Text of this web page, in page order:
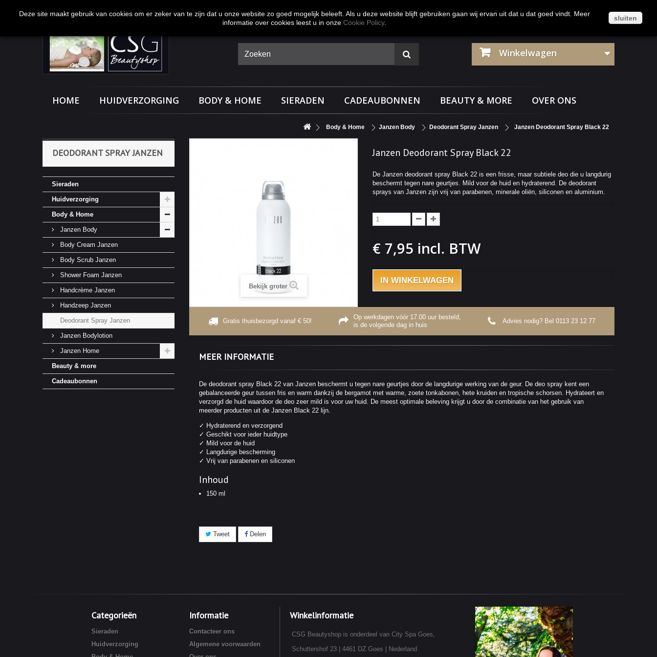
Winkelwagen
HOME HUIDVERZORGING BODY & HOME SIERADEN CADEAUBONNEN BEAUTY & MORE OVER ONS
Body & Home Janzen Body Deodorant Spray Janzen Janzen Deodorant Spray Black 22
DEODORANT SPRAY JANZEN
Sieraden
Huidverzorging
Body & Home
Janzen Body
Body Cream Janzen
Body Scrub Janzen
Shower Foam Janzen
Handcrème Janzen
Handzeep Janzen
Deodorant Spray Janzen
Janzen Bodylotion
Janzen Home
Beauty & more
Cadeaubonnen
Bekijk groter
Janzen Deodorant Spray Black 22
De Janzen deodorant spray Black 22 is een frisse, maar subtiele deo die u langdurig
beschermt tegen nare geurtjes. Mild voor de huid en hydraterend. De deodorant
sprays van Janzen zijn vrij van parabenen, minerale oliën, siliconen en aluminium.
€ 7,95 incl. BTW
IN WINKELWAGEN
Gratis thuisbezorgd vanaf € 50!
Op werkdagen vóór 17.00 uur besteld,
is de volgende dag in huis
Advies nodig? Bel 0113 23 12 77
MEER INFORMATIE
De deodorant spray Black 22 van Janzen beschermt u tegen nare geurtjes door de langdurige werking van de geur. De deo spray kent een
gebalanceerde geur tussen fris en warm dankzij de bergamot met warme, zoete tonkabonen, hete kruiden en tropische schorsen. Hydrateert en
verzorgd de huid waardoor de deo zeer mild is voor uw huid. De meest optimale beleving krijgt u door de combinatie van het gebruik van
meerder producten uit de Janzen Black 22 lijn.
✓ Hydraterend en verzorgend
✓ Geschikt voor ieder huidtype
✓ Mild voor de huid
✓ Langdurige bescherming
✓ Vrij van parabenen en siliconen
Inhoud
150 ml
Tweet Delen
Categorieën
Sieraden
Huidverzorging
Informatie
Contacteer ons
Algemene voorwaarden
Winkelinformatie
CSG Beautyshop is onderdeel van City Spa Goes,
Schuttershof 23 | 4461 DZ Goes | Nederland
Deze site maakt gebruik van cookies om er zeker van te zijn dat u onze website zo goed mogelijk beleeft. Als u deze website blijft gebruiken gaan wij ervan uit dat u dat goed vindt. Meer
informatie over cookies leest u in onze Cookie Policy.
sluiten